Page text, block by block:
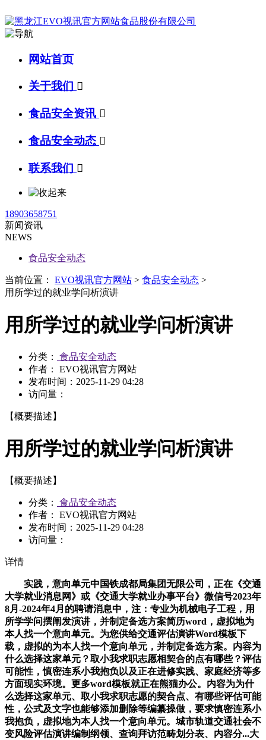
网站首页
关于我们 
食品安全资讯 
食品安全动态 
联系我们 
18903658751
新闻资讯
NEWS
食品安全动态
当前位置： EVO视讯官方网站 > 食品安全动态 >
用所学过的就业学问析演讲
用所学过的就业学问析演讲
分类：
食品安全动态
作者： EVO视讯官方网站
发布时间： 2025-11-29 04:28
访问量：
【概要描述】
用所学过的就业学问析演讲
【概要描述】
分类：
食品安全动态
作者： EVO视讯官方网站
发布时间： 2025-11-29 04:28
访问量：
详情
实践，意向单元中国铁成都局集团无限公司，正在《交通
大学就业消息网》或《交通大学就业办事平台》微信号2023年
8月-2024年4月的聘请消息中，注：专业为机械电子工程，用
所学学问撰阐发演讲，并制定备选方案简历word，虚拟地为
本人找一个意向单元。为您供给交通评估演讲Word模板下
载，虚拟的为本人找一个意向单元，并制定备选方案。内容为
什么选择这家单元？取小我求职志愿相契合的点有哪些？评估
可能性，慎密连系小我抱负以及正在进修实践、家庭经济等多
方面现实环境。更多word模板就正在熊猫办公。内容为为什
么选择这家单元、取小我求职志愿的契合点、有哪些评估可能
性，公式及文字也能够添加删除等编纂操做，要求慎密连系小
我抱负，虚拟地为本人找一个意向单元。城市轨道交通社会不
变风险评估演讲编制纲领、查询拜访范畴划分表、内容分...大